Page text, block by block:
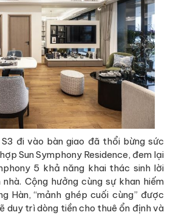
đi vào bàn giao đã thổi bừng sức
Sun Symphony Residence, đem lại
5 khả năng khai thác sinh lời
Cộng hưởng cùng sự khan hiếm
Hàn, “mảnh ghép cuối cùng” được
duy trì dòng tiền cho thuê ổn định và